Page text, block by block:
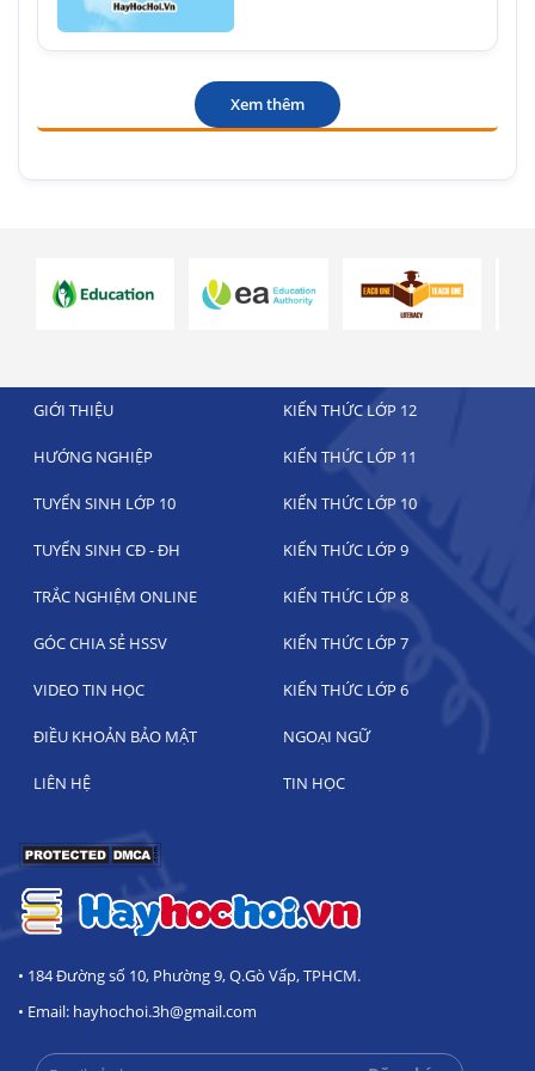
Xem thêm
GIỚI THIỆU KIẾN THỨC LỚP 12
HƯỚNG NGHIỆP KIẾN THỨC LỚP 11
TUYỂN SINH LỚP 10 KIẾN THỨC LỚP 10
TUYỂN SINH CĐ - ĐH KIẾN THỨC LỚP 9
TRẮC NGHIỆM ONLINE KIẾN THỨC LỚP 8
GÓC CHIA SẺ HSSV KIẾN THỨC LỚP 7
VIDEO TIN HỌC KIẾN THỨC LỚP 6
ĐIỀU KHOẢN BẢO MẬT NGOẠI NGỮ
LIÊN HỆ TIN HỌC
• 184 Đường số 10, Phường 9, Q.Gò Vấp, TPHCM.
• Email: hayhochoi.3h@gmail.com